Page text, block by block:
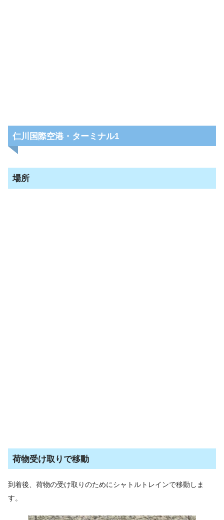
仁川国際空港・ターミナル1
場所
荷物受け取りで移動
到着後、荷物の受け取りのためにシャトルトレインで移動しま
す。